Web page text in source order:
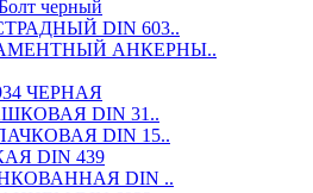
черный
DIN 603..
АНКЕРНЫ..
ЧЕРНАЯ
DIN 31..
DIN 15..
DIN 439
DIN ..